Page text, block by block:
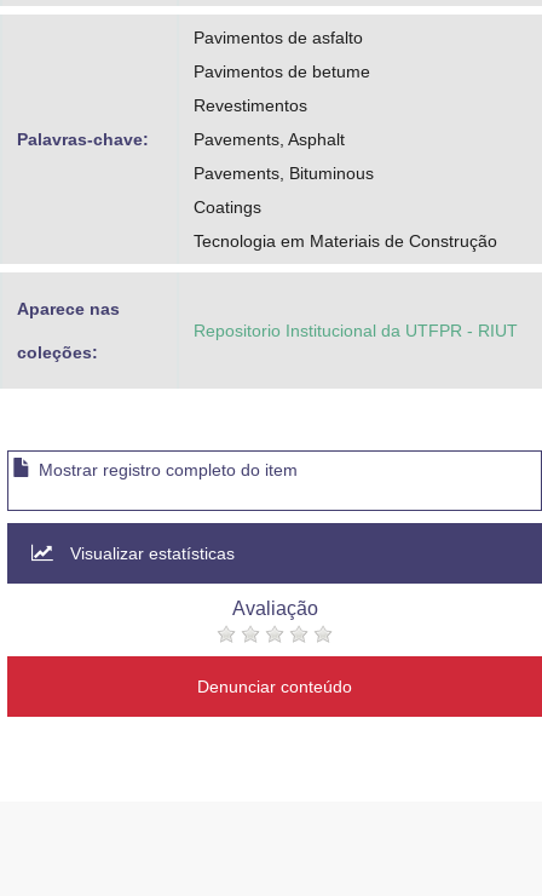
Palavras-chave:
Pavimentos de asfalto
Pavimentos de betume
Revestimentos
Pavements, Asphalt
Pavements, Bituminous
Coatings
Tecnologia em Materiais de Construção
Aparece nas
coleções:
Repositorio Institucional da UTFPR - RIUT
Mostrar registro completo do item
Visualizar estatísticas
Avaliação
Denunciar conteúdo